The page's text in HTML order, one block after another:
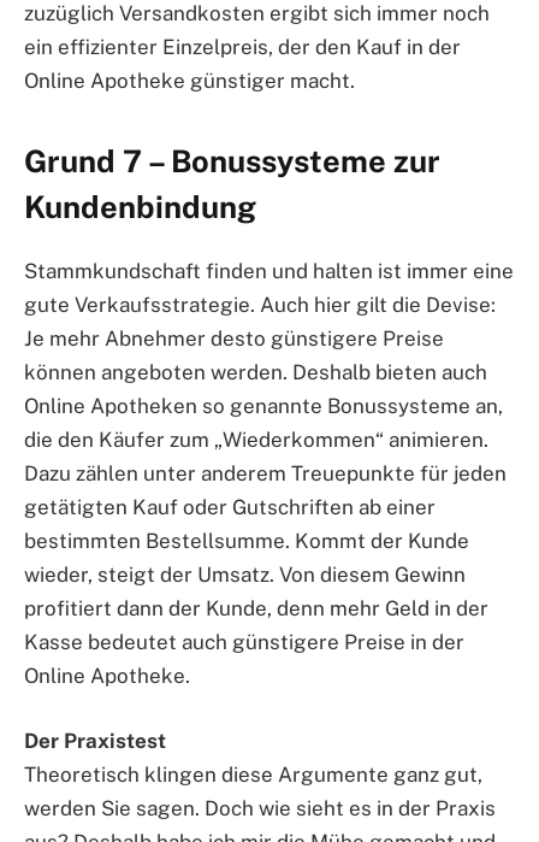
zuzüglich Versandkosten ergibt sich immer noch
ein effizienter Einzelpreis, der den Kauf in der
Online Apotheke günstiger macht.
Grund 7 – Bonussysteme zur
Kundenbindung
Stammkundschaft finden und halten ist immer eine
gute Verkaufsstrategie. Auch hier gilt die Devise:
Je mehr Abnehmer desto günstigere Preise
können angeboten werden. Deshalb bieten auch
Online Apotheken so genannte Bonussysteme an,
die den Käufer zum „Wiederkommen“ animieren.
Dazu zählen unter anderem Treuepunkte für jeden
getätigten Kauf oder Gutschriften ab einer
bestimmten Bestellsumme. Kommt der Kunde
wieder, steigt der Umsatz. Von diesem Gewinn
profitiert dann der Kunde, denn mehr Geld in der
Kasse bedeutet auch günstigere Preise in der
Online Apotheke.
Der Praxistest
Theoretisch klingen diese Argumente ganz gut,
werden Sie sagen. Doch wie sieht es in der Praxis